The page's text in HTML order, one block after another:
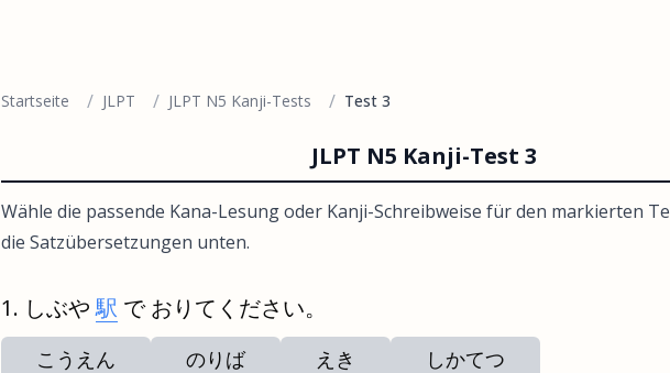
Startseite / JLPT / JLPT N5 Kanji-Tests / Test 3
JLPT N5 Kanji-Test 3
Wähle die passende Kana-Lesung oder Kanji-Schreibweise für den markierten
die Satzübersetzungen unten.
しぶや 駅 で おりてください。
こうえん のりば えき しかてつ